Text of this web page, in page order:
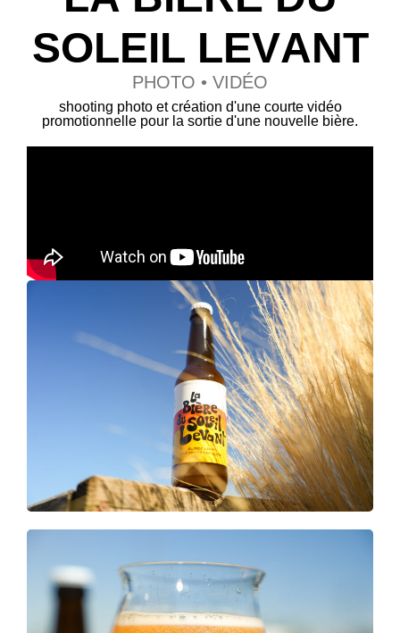
SOLEIL LEVANT
PHOTO • VIDÉO
shooting photo et création d'une courte vidéo
promotionnelle pour la sortie d'une nouvelle bière.